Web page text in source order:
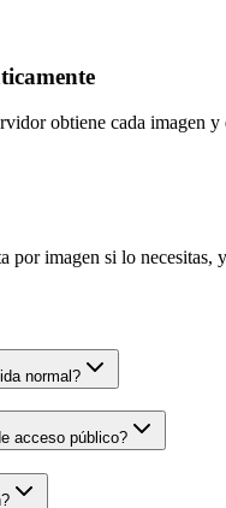
obtiene cada imagen
por imagen si lo necesitas,
normal?
acceso público?